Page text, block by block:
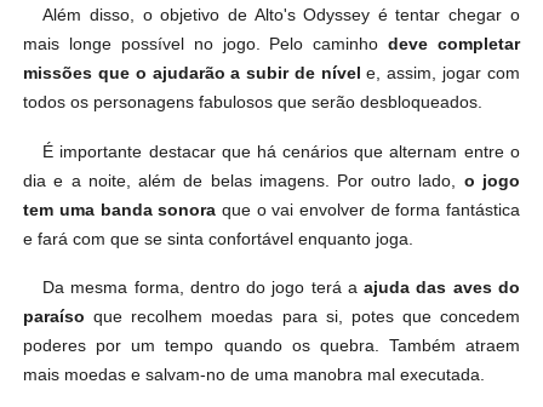
Além disso, o objetivo de Alto's Odyssey é tentar chegar o
mais longe possível no jogo. Pelo caminho deve completar
missões que o ajudarão a subir de nível e, assim, jogar com
todos os personagens fabulosos que serão desbloqueados.
É importante destacar que há cenários que alternam entre o
dia e a noite, além de belas imagens. Por outro lado, o jogo
tem uma banda sonora que o vai envolver de forma fantástica
e fará com que se sinta confortável enquanto joga.
Da mesma forma, dentro do jogo terá aajuda das aves do
paraíso que recolhem moedas para si, potes que concedem
poderes por um tempo quando os quebra. Também atraem
mais moedas e salvam-no de uma manobra mal executada.